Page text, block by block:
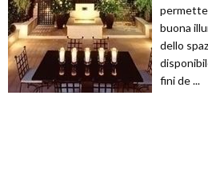
buona
dello
fini de ...